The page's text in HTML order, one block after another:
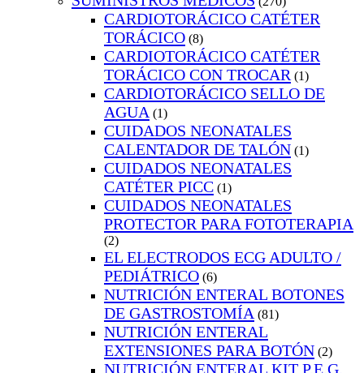
CARDIOTORÁCICO CATÉTER
TORÁCICO (8)
CARDIOTORÁCICO CATÉTER
TORÁCICO CON TROCAR (1)
CARDIOTORÁCICO SELLO DE
AGUA (1)
CUIDADOS NEONATALES
CALENTADOR DE TALÓN (1)
CUIDADOS NEONATALES
CATÉTER PICC (1)
CUIDADOS NEONATALES
PROTECTOR PARA FOTOTERAPIA
(2)
EL ELECTRODOS ECG ADULTO /
PEDIÁTRICO (6)
NUTRICIÓN ENTERAL BOTONES
DE GASTROSTOMÍA (81)
NUTRICIÓN ENTERAL
EXTENSIONES PARA BOTÓN (2)
NUTRICIÓN ENTERAL KIT P.E.G.